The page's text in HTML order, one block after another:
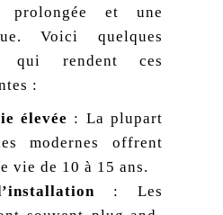
et une
Voici quelques
qui rendent ces
:
élevée : La plupart
modernes offrent
vie de 10 à 15 ans.
: Les